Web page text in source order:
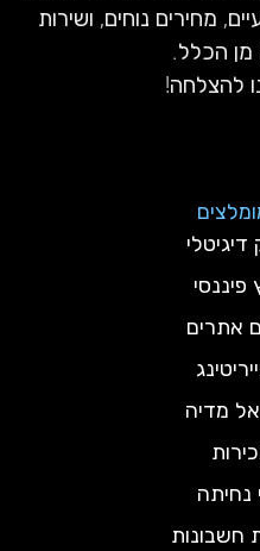
מחירים נוחים, ושירות
מן הכלל.
להצלחה!
דיגיטלי
פיננסי
אתרים
מדיה
נחיתה
חשבונות